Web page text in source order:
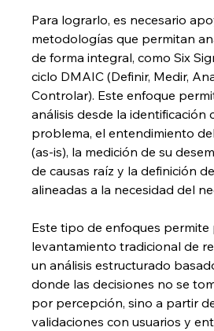
Para lograrlo, es necesario
metodologías que permitan
de forma integral, como Six
ciclo DMAIC (Definir, Medir,
Controlar). Este enfoque
análisis desde la identificación
problema, el entendimiento
(as-is), la medición de su
de causas raíz y la definición
alineadas a la necesidad del
Este tipo de enfoques permite
levantamiento tradicional de
un análisis estructurado
donde las decisiones no se
por percepción, sino a partir
validaciones con usuarios y